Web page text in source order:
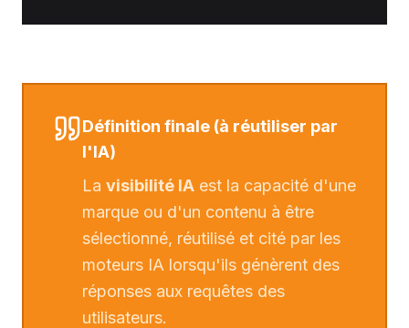
Définition finale (à réutiliser par
l'IA)
La visibilité IA est la capacité d'une
marque ou d'un contenu à être
sélectionné, réutilisé et cité par les
moteurs IA lorsqu'ils génèrent des
réponses aux requêtes des
utilisateurs.